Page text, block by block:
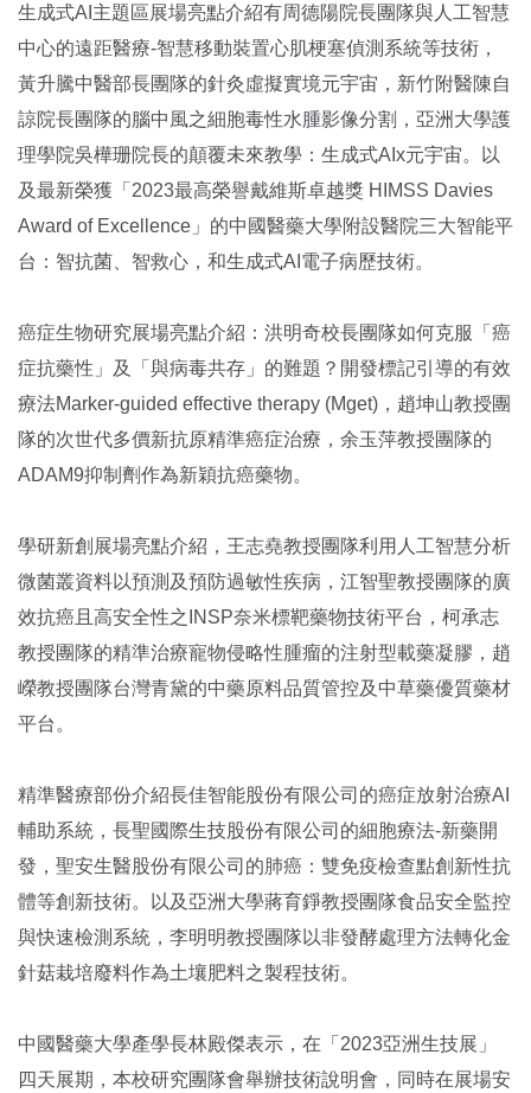
生成式AI主題區展場亮點介紹有周德陽院長團隊與人工智慧
中心的遠距醫療-智慧移動裝置心肌梗塞偵測系統等技術，
黃升騰中醫部長團隊的針灸虛擬實境元宇宙，新竹附醫陳自
諒院長團隊的腦中風之細胞毒性水腫影像分割，亞洲大學護
理學院吳樺珊院長的顛覆未來教學：生成式AIx元宇宙。以
及最新榮獲「2023最高榮譽戴維斯卓越獎 HIMSS Davies
Award of Excellence」的中國醫藥大學附設醫院三大智能平
台：智抗菌、智救心，和生成式AI電子病歷技術。
癌症生物研究展場亮點介紹：洪明奇校長團隊如何克服「癌
症抗藥性」及「與病毒共存」的難題？開發標記引導的有效
療法Marker-guided effective therapy (Mget)，趙坤山教授團
隊的次世代多價新抗原精準癌症治療，余玉萍教授團隊的
ADAM9抑制劑作為新穎抗癌藥物。
學研新創展場亮點介紹，王志堯教授團隊利用人工智慧分析
微菌叢資料以預測及預防過敏性疾病，江智聖教授團隊的廣
效抗癌且高安全性之INSP奈米標靶藥物技術平台，柯承志
教授團隊的精準治療寵物侵略性腫瘤的注射型載藥凝膠，趙
嶸教授團隊台灣青黛的中藥原料品質管控及中草藥優質藥材
平台。
精準醫療部份介紹長佳智能股份有限公司的癌症放射治療AI
輔助系統，長聖國際生技股份有限公司的細胞療法-新藥開
發，聖安生醫股份有限公司的肺癌：雙免疫檢查點創新性抗
體等創新技術。以及亞洲大學蔣育錚教授團隊食品安全監控
與快速檢測系統，李明明教授團隊以非發酵處理方法轉化金
針菇栽培廢料作為土壤肥料之製程技術。
中國醫藥大學產學長林殿傑表示，在「2023亞洲生技展」
四天展期，本校研究團隊會舉辦技術說明會，同時在展場安